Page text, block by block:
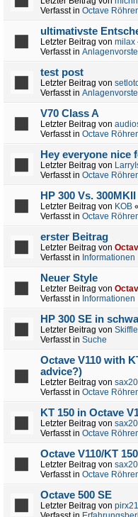
Verfasst in Octave
ultimativste
Letzter Beitrag von milax
Verfasst in
test post
Letzter Beitrag von
Verfasst in
V70 Class A
Letzter Beitrag von
Verfasst in Octave
Hey everyone nice
Letzter Beitrag von
Verfasst in Octave
HP 300 Vs. 300MKII
Letzter Beitrag von KOB «
Verfasst in Octave
erster Beitrag
Letzter Beitrag von
Verfasst in Informationen
Neuer Style
Letzter Beitrag von
Verfasst in Informationen
HP 300 SE in
Letzter Beitrag von
Verfasst in Suche
Octave V110 with
advice?)
Letzter Beitrag von
Verfasst in Octave
KT 150 in Octave
Letzter Beitrag von
Verfasst in Octave
Octave V110/KT
Letzter Beitrag von
Verfasst in Octave
Octave 500 SE
Letzter Beitrag von